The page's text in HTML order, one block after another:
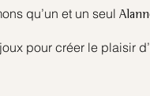
qu’un et un seul
pour créer le plaisir